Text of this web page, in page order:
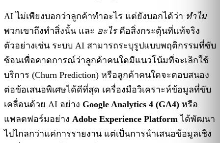
AI ไม่เพียงบอกว่าลูกค้าทำอะไร แต่ยังบอกได้ว่า ทำไม
พวกเขาถึงทำสิ่งนั้น และ อะไรคือสิ่งกระตุ้นที่แท้จริง
ตัวอย่างเช่น ระบบ AI สามารถระบุรูปแบบพฤติกรรมที่ซับ
ซ้อนเพื่อคาดการณ์ว่าลูกค้าคนใดมีแนวโน้มที่จะเลิกใช้
บริการ (Churn Prediction) หรือลูกค้าคนใดจะตอบสนอง
ต่อข้อเสนอพิเศษได้ดีที่สุด เครื่องมือวิเคราะห์ข้อมูลที่ขับ
เคลื่อนด้วย AI อย่าง Google Analytics 4 (GA4) หรือ
แพลตฟอร์มอย่าง Adobe Experience Platform ได้พัฒนา
ไปไกลกว่าแค่การรายงาน แต่เป็นการนำเสนอข้อมูลเชิง